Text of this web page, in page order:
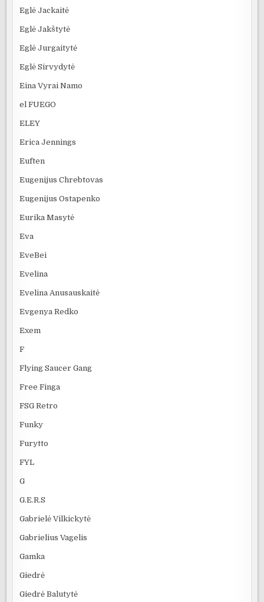
Eglė Jackaitė
Eglė Jakštytė
Eglė Jurgaitytė
Eglė Sirvydytė
Eina Vyrai Namo
el FUEGO
ELEY
Erica Jennings
Euften
Eugenijus Chrebtovas
Eugenijus Ostapenko
Eurika Masytė
Eva
EveBei
Evelina
Evelina Anusauskaitė
Evgenya Redko
Exem
F
Flying Saucer Gang
Free Finga
FSG Retro
Funky
Furytto
FYL
G
G.E.R.S
Gabrielė Vilkickytė
Gabrielius Vagelis
Gamka
Giedrė
Giedrė Balutytė